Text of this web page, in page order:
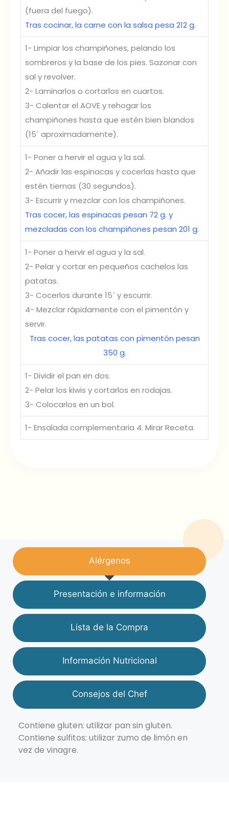
(fuera del fuego).
Tras cocinar, la carne con la salsa pesa 212 g.
1- Limpiar los champiñones, pelando los
sombreros y la base de los pies. Sazonar con
sal y revolver.
2- Laminarlos o cortarlos en cuartos.
3- Calentar el AOVE y rehogar los
champiñones hasta que estén bien blandos
(15´ aproximadamente).
1- Poner a hervir el agua y la sal.
2- Añadir las espinacas y cocerlas hasta que
estén tiernas (30 segundos).
3- Escurrir y mezclar con los champiñones.
Tras cocer, las espinacas pesan 72 g. y
mezcladas con los champiñones pesan 201 g.
1- Poner a hervir el agua y la sal.
2- Pelar y cortar en pequeños cachelos las
patatas.
3- Cocerlos durante 15´ y escurrir.
4- Mezclar rápidamente con el pimentón y
servir.
Tras cocer, las patatas con pimentón pesan
350 g.
1- Dividir el pan en dos.
2- Pelar los kiwis y cortarlos en rodajas.
3- Colocarlos en un bol.
1- Ensalada complementaria 4. Mirar Receta.
Alérgenos
Presentación e información
Lista de la Compra
Información Nutricional
Consejos del Chef
Contiene gluten: utilizar pan sin gluten.
Contiene sulfitos: utilizar zumo de limón en
vez de vinagre.